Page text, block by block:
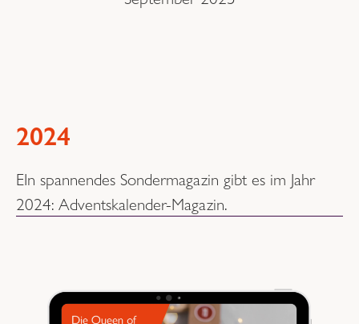
2024
EIn spannendes Sondermagazin gibt es im Jahr
2024: Adventskalender-Magazin.